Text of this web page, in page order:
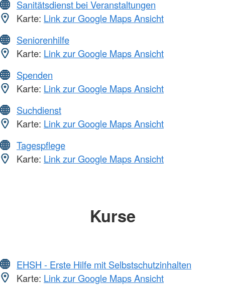
Sanitätsdienst bei Veranstaltungen
Karte: Link zur Google Maps Ansicht
Seniorenhilfe
Karte: Link zur Google Maps Ansicht
Spenden
Karte: Link zur Google Maps Ansicht
Suchdienst
Karte: Link zur Google Maps Ansicht
Tagespflege
Karte: Link zur Google Maps Ansicht
Kurse
EHSH - Erste Hilfe mit Selbstschutzinhalten
Karte: Link zur Google Maps Ansicht